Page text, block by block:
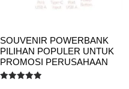
SOUVENIR POWERBANK
PILIHAN POPULER UNTUK
PROMOSI PERUSAHAAN